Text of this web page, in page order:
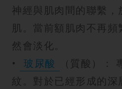
神經與肌肉間的聯繫，
肌。當前額肌肉不再頻
然會淡化。
•
玻尿酸
（質酸）：
紋。對於已經形成的深